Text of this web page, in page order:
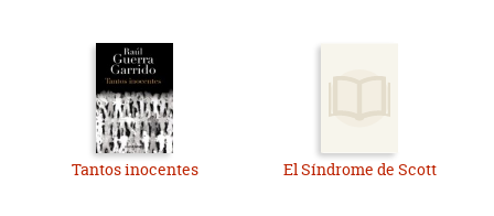
Tantos inocentes El Síndrome de Scott